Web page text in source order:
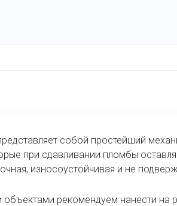
собой простейший
при сдавливании пломбы
износоустойчивая и не
рекомендуем нанести на